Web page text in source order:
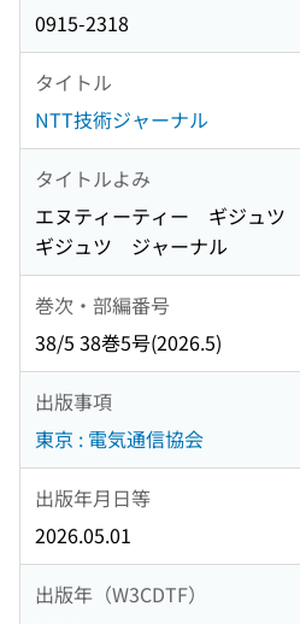
0915-2318
タイトル
NTT技術ジャーナル
タイトルよみ
エヌティーティー ギジュ
ギジュツ ジャーナル
巻次・部編番号
38/5 38巻5号(2026.5)
出版事項
東京 : 電気通信協会
出版年月日等
2026.05.01
出版年（W3CDTF）